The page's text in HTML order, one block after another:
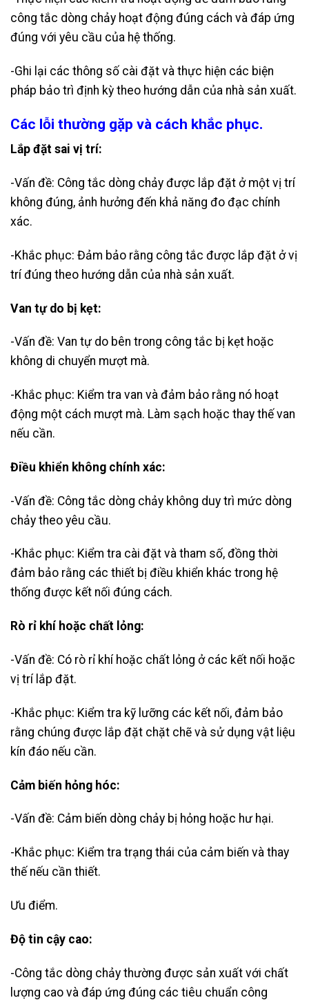
công tắc dòng chảy hoạt động đúng cách và đáp ứng
đúng với yêu cầu của hệ thống.
-Ghi lại các thông số cài đặt và thực hiện các biện
pháp bảo trì định kỳ theo hướng dẫn của nhà sản xuất.
Các lỗi thường gặp và cách khắc phục.
Lắp đặt sai vị trí:
-Vấn đề: Công tắc dòng chảy được lắp đặt ở một vị trí
không đúng, ảnh hưởng đến khả năng đo đạc chính
xác.
-Khắc phục: Đảm bảo rằng công tắc được lắp đặt ở vị
trí đúng theo hướng dẫn của nhà sản xuất.
Van tự do bị kẹt:
-Vấn đề: Van tự do bên trong công tắc bị kẹt hoặc
không di chuyển mượt mà.
-Khắc phục: Kiểm tra van và đảm bảo rằng nó hoạt
động một cách mượt mà. Làm sạch hoặc thay thế van
nếu cần.
Điều khiển không chính xác:
-Vấn đề: Công tắc dòng chảy không duy trì mức dòng
chảy theo yêu cầu.
-Khắc phục: Kiểm tra cài đặt và tham số, đồng thời
đảm bảo rằng các thiết bị điều khiển khác trong hệ
thống được kết nối đúng cách.
Rò rỉ khí hoặc chất lỏng:
-Vấn đề: Có rò rỉ khí hoặc chất lỏng ở các kết nối hoặc
vị trí lắp đặt.
-Khắc phục: Kiểm tra kỹ lưỡng các kết nối, đảm bảo
rằng chúng được lắp đặt chặt chẽ và sử dụng vật liệu
kín đáo nếu cần.
Cảm biến hỏng hóc:
-Vấn đề: Cảm biến dòng chảy bị hỏng hoặc hư hại.
-Khắc phục: Kiểm tra trạng thái của cảm biến và thay
thế nếu cần thiết.
Ưu điểm.
Độ tin cậy cao:
-Công tắc dòng chảy thường được sản xuất với chất
lượng cao và đáp ứng đúng các tiêu chuẩn công